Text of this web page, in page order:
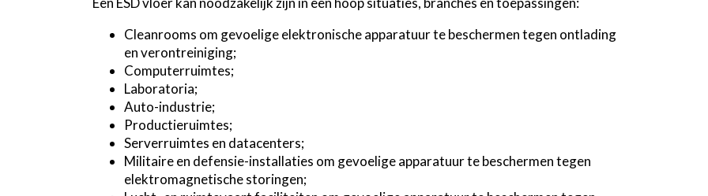
Cleanrooms om gevoelige elektronische apparatuur te beschermen tegen ontlading
en verontreiniging;
Computerruimtes;
Laboratoria;
Auto-industrie;
Productieruimtes;
Serverruimtes en datacenters;
Militaire en defensie-installaties om gevoelige apparatuur te beschermen tegen
elektromagnetische storingen;